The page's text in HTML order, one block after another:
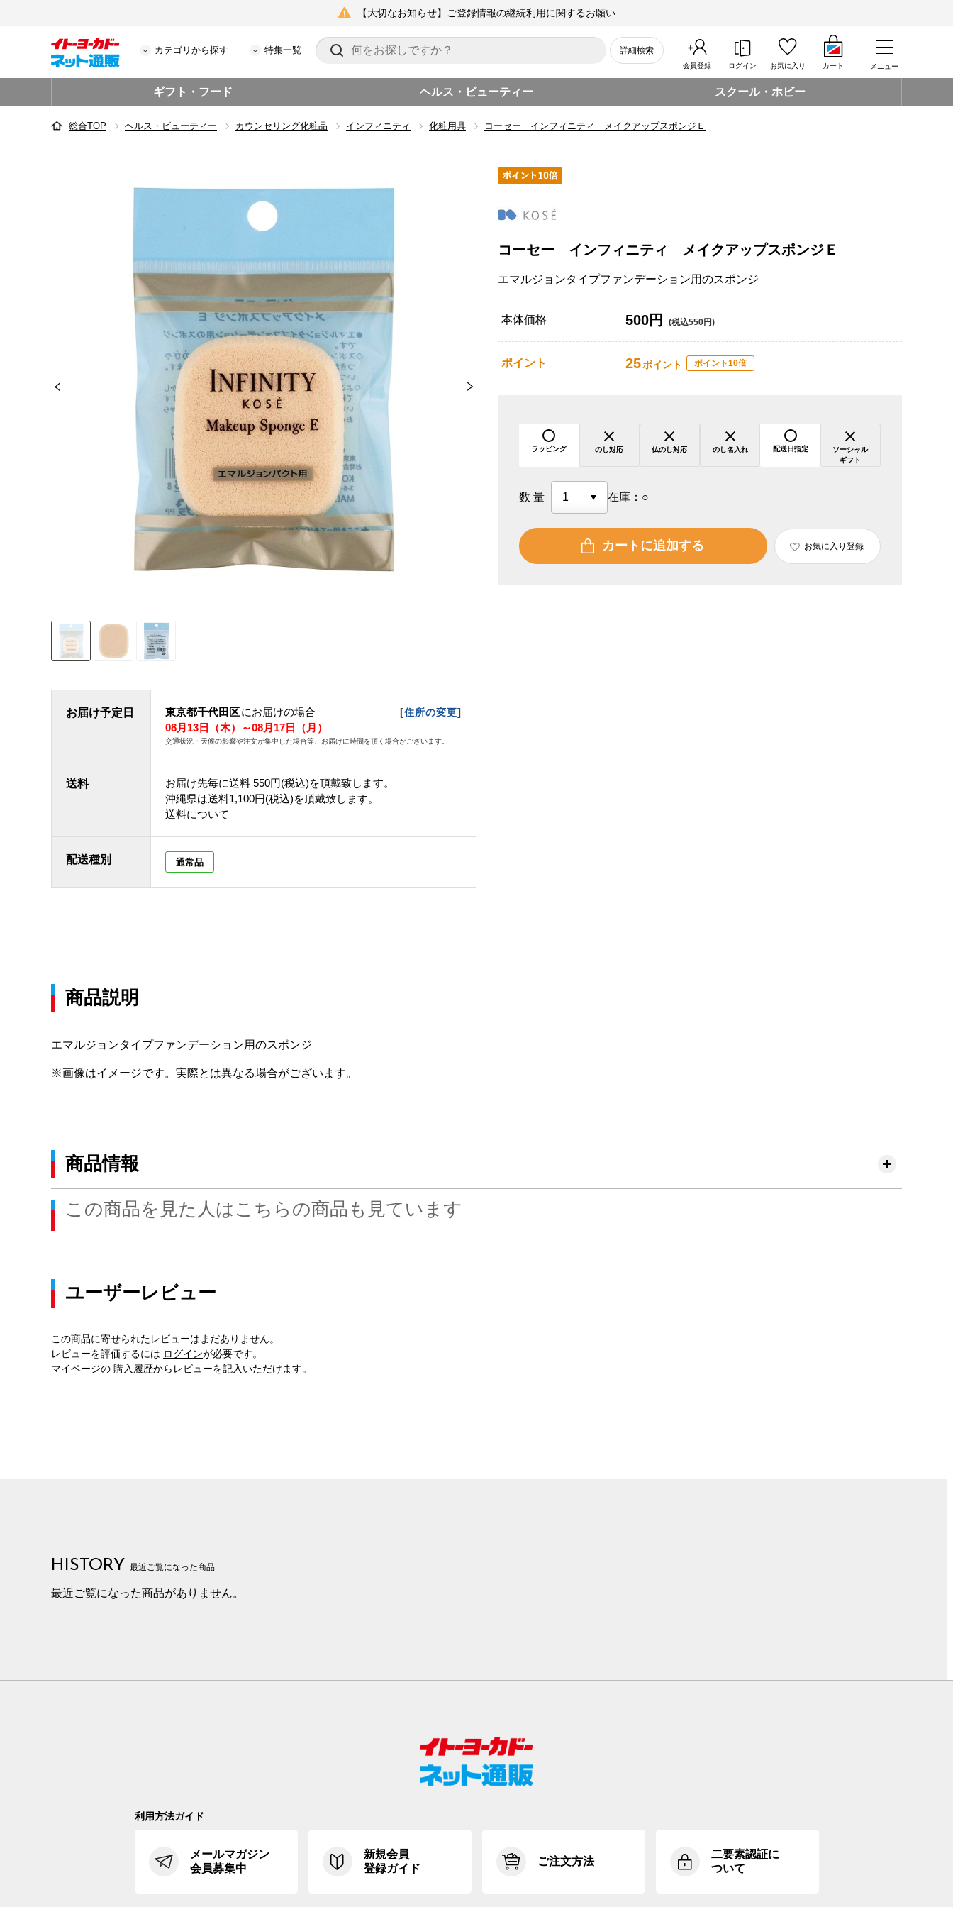
【大切なお知らせ】ご登録情報の継続利用に関するお願い
カテゴリから探す 特集一覧 詳細検索
会員登録 ログイン お気に入り カート メニュー
ギフト・フード ヘルス・ビューティー スクール・ホビー
総合TOP ヘルス・ビューティー カウンセリング化粧品 インフィニティ 化粧用具 コーセー インフィニティ メイクアップスポンジＥ
お届け予定日 東京都千代田区にお届けの場合 [住所の変更]
08月13日（木）～08月17日（月）
交通状況・天候の影響や注文が集中した場合等、お届けに時間を頂く場合がございます。
送料 お届け先毎に送料 550円(税込)を頂戴致します。
沖縄県は送料1,100円(税込)を頂戴致します。
送料について
配送種別 通常品
コーセー インフィニティ メイクアップスポンジＥ
エマルジョンタイプファンデーション用のスポンジ
本体価格 500円 (税込550円)
ポイント 25ポイント ポイント10倍
ラッピング のし対応 仏のし対応 のし名入れ 配送日指定
ソーシャル
ギフト
数量 在庫： ○
カートに追加する お気に入り登録
商品説明
エマルジョンタイプファンデーション用のスポンジ
※画像はイメージです。実際とは異なる場合がございます。
商品情報
この商品を見た人はこちらの商品も見ています
ユーザーレビュー
この商品に寄せられたレビューはまだありません。
レビューを評価するには ログインが必要です。
マイページの 購入履歴からレビューを記入いただけます。
HISTORY 最近ご覧になった商品
最近ご覧になった商品がありません。
利用方法ガイド
メールマガジン
会員募集中
新規会員
登録ガイド
ご注文方法
二要素認証に
ついて